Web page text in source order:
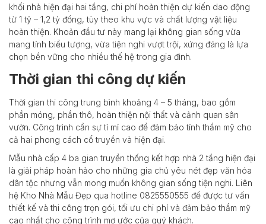
khối nhà hiện đại hai tầng, chi phí hoàn thiện dự kiến dao động
từ 1 tỷ – 1,2 tỷ đồng, tùy theo khu vực và chất lượng vật liệu
hoàn thiện. Khoản đầu tư này mang lại không gian sống vừa
mang tính biểu tượng, vừa tiện nghi vượt trội, xứng đáng là lựa
chọn bền vững cho nhiều thế hệ trong gia đình.
Thời gian thi công dự kiến
Thời gian thi công trung bình khoảng 4 – 5 tháng, bao gồm
phần móng, phần thô, hoàn thiện nội thất và cảnh quan sân
vườn. Công trình cần sự tỉ mỉ cao để đảm bảo tính thẩm mỹ cho
cả hai phong cách cổ truyền và hiện đại.
Mẫu nhà cấp 4 ba gian truyền thống kết hợp nhà 2 tầng hiện đại
là giải pháp hoàn hảo cho những gia chủ yêu nét đẹp văn hóa
dân tộc nhưng vẫn mong muốn không gian sống tiện nghi. Liên
hệ Kho Nhà Mẫu Đẹp qua hotline 0825550555 để được tư vấn
thiết kế và thi công trọn gói, tối ưu chi phí và đảm bảo thẩm mỹ
cao nhất cho công trình mơ ước của quý khách.